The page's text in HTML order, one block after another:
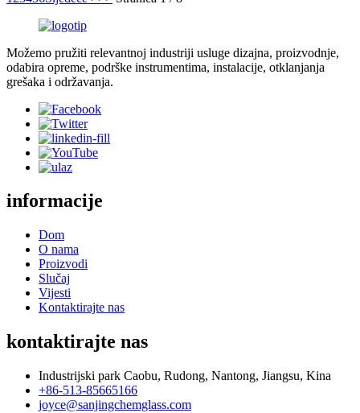
Možemo pružiti relevantnoj industriji usluge dizajna, proizvodnje,
odabira opreme, podrške instrumentima, instalacije, otklanjanja
grešaka i održavanja.
informacije
Dom
O nama
Proizvodi
Slučaj
Vijesti
Kontaktirajte nas
kontaktirajte nas
Industrijski park Caobu, Rudong, Nantong, Jiangsu, Kina
+86-513-85665166
joyce@sanjingchemglass.com